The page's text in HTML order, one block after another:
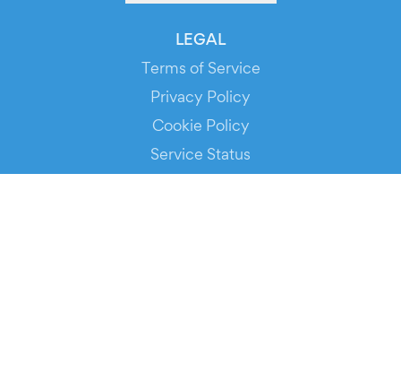
LEGAL
Terms of Service
Privacy Policy
Cookie Policy
Service Status